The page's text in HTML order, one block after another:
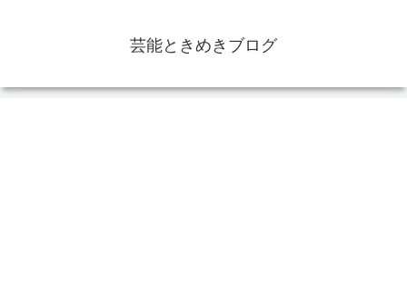
芸能ときめきブログ